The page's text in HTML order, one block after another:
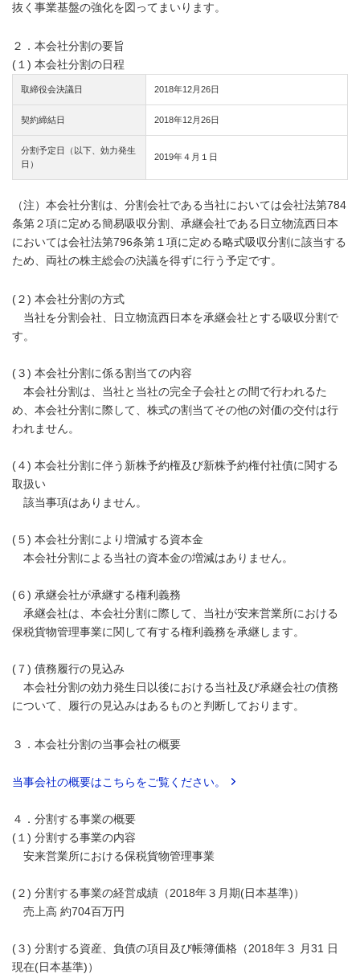
抜く事業基盤の強化を図ってまいります。
２．本会社分割の要旨
(１) 本会社分割の日程
取締役会決議日 2018年12月26日
契約締結日 2018年12月26日
分割予定日（以下、効力発生
日）
2019年４月１日
（注）本会社分割は、分割会社である当社においては会社法第784
条第２項に定める簡易吸収分割、承継会社である日立物流西日本
においては会社法第796条第１項に定める略式吸収分割に該当する
ため、両社の株主総会の決議を得ずに行う予定です。
(２) 本会社分割の方式
当社を分割会社、日立物流西日本を承継会社とする吸収分割で
す。
(３) 本会社分割に係る割当ての内容
本会社分割は、当社と当社の完全子会社との間で行われるた
め、本会社分割に際して、株式の割当てその他の対価の交付は行
われません。
(４) 本会社分割に伴う新株予約権及び新株予約権付社債に関する
取扱い
該当事項はありません。
(５) 本会社分割により増減する資本金
本会社分割による当社の資本金の増減はありません。
(６) 承継会社が承継する権利義務
承継会社は、本会社分割に際して、当社が安来営業所における
保税貨物管理事業に関して有する権利義務を承継します。
(７) 債務履行の見込み
本会社分割の効力発生日以後における当社及び承継会社の債務
について、履行の見込みはあるものと判断しております。
３．本会社分割の当事会社の概要
当事会社の概要はこちらをご覧ください。
４．分割する事業の概要
(１) 分割する事業の内容
安来営業所における保税貨物管理事業
(２) 分割する事業の経営成績（2018年３月期(日本基準)）
売上高 約704百万円
(３) 分割する資産、負債の項目及び帳簿価格（2018年３ 月31 日
現在(日本基準)）